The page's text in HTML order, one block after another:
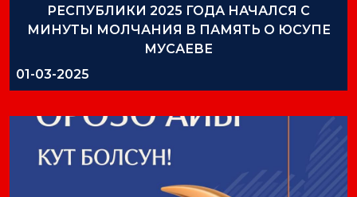
РЕСПУБЛИКИ 2025 ГОДА НАЧАЛСЯ С
МИНУТЫ МОЛЧАНИЯ В ПАМЯТЬ О ЮСУПЕ
МУСАЕВЕ
01-03-2025